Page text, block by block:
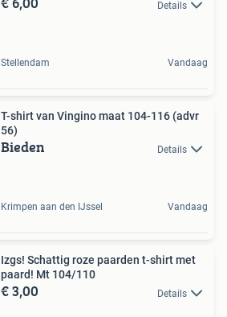
Details
Stellendam Vandaag
T-shirt van Vingino maat 104-116 (advr
56)
Bieden Details
Krimpen aan den IJssel Vandaag
Izgs! Schattig roze paarden t-shirt met
paard! Mt 104/110
€ 3,00 Details